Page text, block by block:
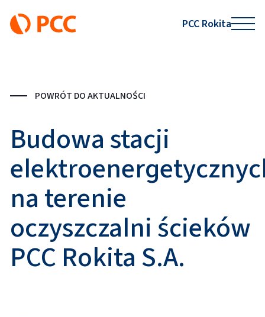
PCC Rokita
POWRÓT DO AKTUALNOŚCI
Budowa stacji
na terenie
oczyszczalni ścieków
PCC Rokita S.A.